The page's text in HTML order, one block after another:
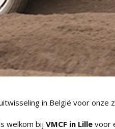
in België voor
welkom bij VMCF in Lille voor